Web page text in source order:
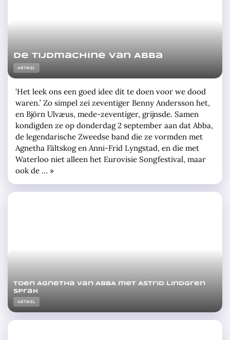
De tijdmachine van Abba
ARTIKEL
‘Het leek ons een goed idee dit te doen voor we dood
waren.’ Zo simpel zei zeventiger Benny Andersson het,
en Björn Ulvæus, mede-zeventiger, grijnsde. Samen
kondigden ze op donderdag 2 september aan dat Abba,
de legendarische Zweedse band die ze vormden met
Agnetha Fältskog en Anni-Frid Lyngstad, en die met
Waterloo niet alleen het Eurovisie Songfestival, maar
ook de … »
Toen Agnetha van ABBA met Astrid Lindgren
sprak
ARTIKEL